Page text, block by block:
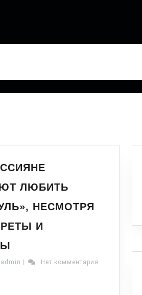
ЛЮБИТЬ
НЕСМОТРЯ
И
admin
Нет комментария